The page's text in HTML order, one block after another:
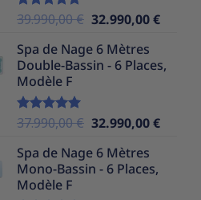
Note5.00
39.990,00€ Le
initial
était :
32.990,00€Le
est :
Spa de Nage 6 Mètres
Double-Bassin - 6 Places,
Modèle F
Note5.00
37.990,00€ Le
initial
était :
32.990,00€Le
Spa de Nage 6 Mètres
Mono-Bassin - 6 Places,
Modèle F